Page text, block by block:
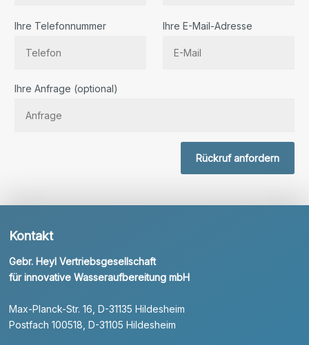
Ihre Telefonnummer Ihre E-Mail-Adresse
Ihre Anfrage (optional)
Rückruf anfordern
Kontakt
Gebr. Heyl Vertriebsgesellschaft
für innovative Wasseraufbereitung mbH
Max-Planck-Str. 16, D-31135 Hildesheim
Postfach 100518, D-31105 Hildesheim